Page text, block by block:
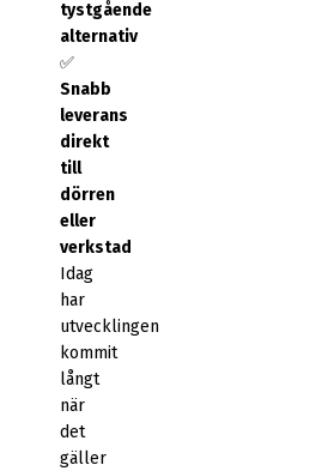
tystgående
alternativ
✅
Snabb
leverans
direkt
till
dörren
eller
verkstad
Idag
har
utvecklingen
kommit
långt
när
det
gäller